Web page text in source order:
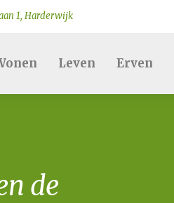
1, Harderwijk
Leven Erven
de